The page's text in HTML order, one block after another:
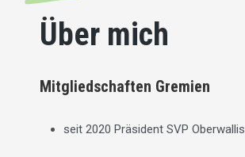
Über mich
Mitgliedschaften Gremien
seit 2020 Präsident SVP Oberwallis